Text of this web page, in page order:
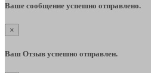
Ваше сообщение успешно отправлено.
×
Ваш Отзыв успешно отправлен.